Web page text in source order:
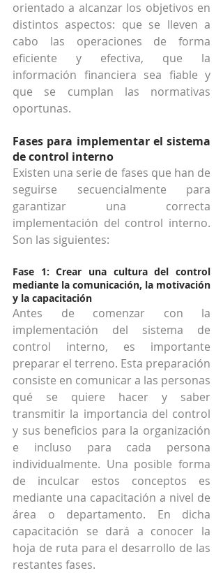
orientado a alcanzar los objetivos en
distintos aspectos: que se lleven a
cabo las operaciones de forma
eficiente y efectiva, que la
información financiera sea fiable y
que se cumplan las normativas
oportunas.
Fases para implementar el sistema
de control interno
Existen una serie de fases que han de
seguirse secuencialmente para
garantizar una correcta
implementación del control interno.
Son las siguientes:
Fase 1: Crear una cultura del control
mediante la comunicación, la motivación
y la capacitación
Antes de comenzar con la
implementación del sistema de
control interno, es importante
preparar el terreno. Esta preparación
consiste en comunicar a las personas
qué se quiere hacer y saber
transmitir la importancia del control
y sus beneficios para la organización
e incluso para cada persona
individualmente. Una posible forma
de inculcar estos conceptos es
mediante una capacitación a nivel de
área o departamento. En dicha
capacitación se dará a conocer la
hoja de ruta para el desarrollo de las
restantes fases.